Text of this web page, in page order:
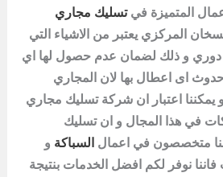
المتميزة في تسليك مجاري
المركزي يعتبر من الاشياء التي
دوري و ذلك لضمان عدم حصول لها اي
اى اعطال بها لان المجاري
يمكننا اعتبار ان شركةتسليك مجاري
في هذا المجال و انتسليك
متخصصون في اعمال السباكة و
نوفر لكم افضل الخدمات بنتيجة